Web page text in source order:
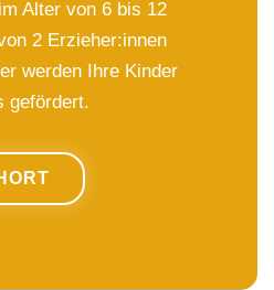
Alter von 6 bis 12
2 Erzieher:innen
werden Ihre Kinder
gefördert.